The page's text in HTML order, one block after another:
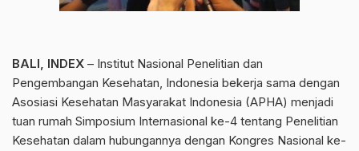
BALI, INDEX – Institut Nasional Penelitian dan
Pengembangan Kesehatan, Indonesia bekerja sama dengan
Asosiasi Kesehatan Masyarakat Indonesia (APHA) menjadi
tuan rumah Simposium Internasional ke-4 tentang Penelitian
Kesehatan dalam hubungannya dengan Kongres Nasional ke-